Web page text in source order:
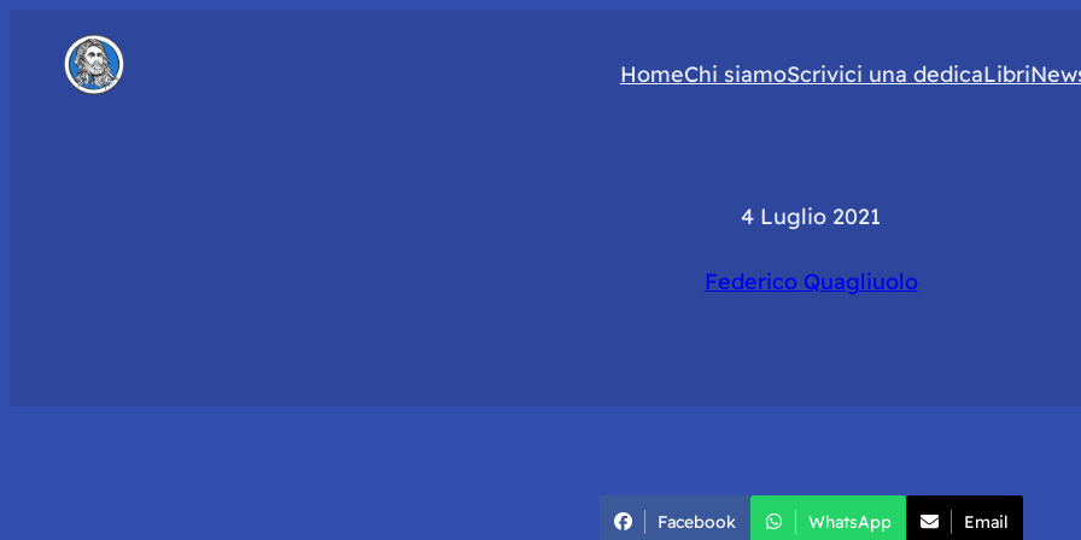
HomeChi siamoScrivici una dedicaLibri
4 Luglio 2021
Federico Quagliuolo
Facebook WhatsApp Email